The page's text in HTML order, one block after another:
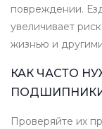
повреждении.
увеличивает
жизнью и
КАК ЧАСТО
Проверяйте их